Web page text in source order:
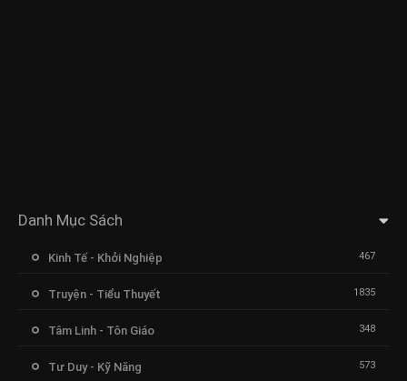
Danh Mục Sách
Kinh Tế - Khởi Nghiệp 467
Truyện - Tiểu Thuyết 1835
Tâm Linh - Tôn Giáo 348
Tư Duy - Kỹ Năng 573